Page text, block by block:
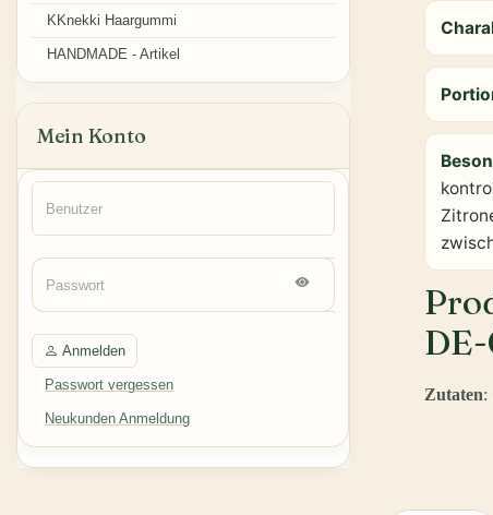
Zutaten:
KKnekki Haargummi
HANDMADE - Artikel
Mein Konto
Anmelden
Passwort vergessen
Neukunden Anmeldung